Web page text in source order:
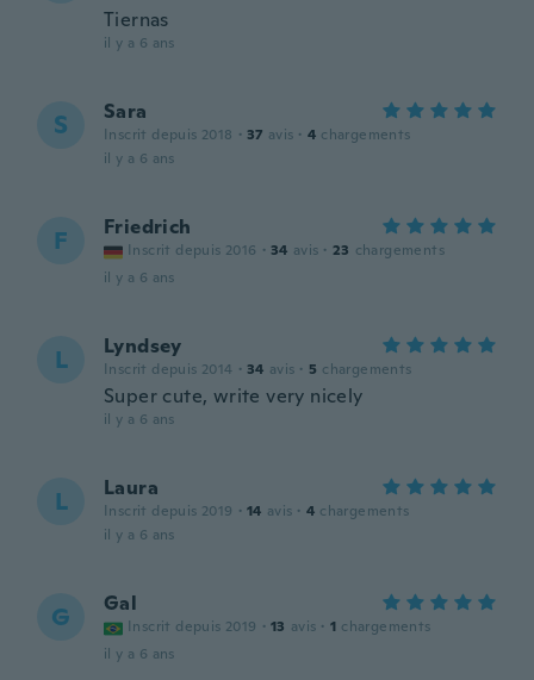
Tiernas
il y a 6 ans
S Sara
Inscrit depuis 2018 · 37 avis · 4 chargements
il y a 6 ans
F Friedrich
Inscrit depuis 2016 · 34 avis · 23 chargements
il y a 6 ans
L Lyndsey
Inscrit depuis 2014 · 34 avis · 5 chargements
Super cute, write very nicely
il y a 6 ans
L Laura
Inscrit depuis 2019 · 14 avis · 4 chargements
il y a 6 ans
G Gal
Inscrit depuis 2019 · 13 avis · 1 chargements
il y a 6 ans